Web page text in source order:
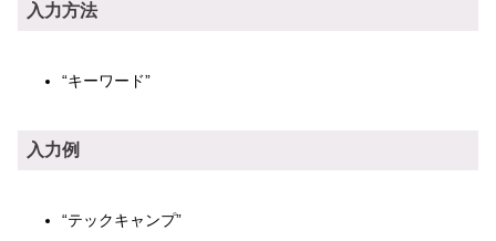
入力方法
“キーワード”
入力例
“テックキャンプ”